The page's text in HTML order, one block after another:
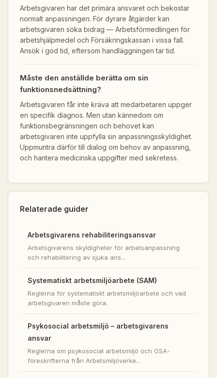
Arbetsgivaren har det primära ansvaret och bekostar
normalt anpassningen. För dyrare åtgärder kan
arbetsgivaren söka bidrag — Arbetsförmedlingen för
arbetshjälpmedel och Försäkringskassan i vissa fall.
Ansök i god tid, eftersom handläggningen tar tid.
Måste den anställde berätta om sin
funktionsnedsättning?
Arbetsgivaren får inte kräva att medarbetaren uppger
en specifik diagnos. Men utan kännedom om
funktionsbegränsningen och behovet kan
arbetsgivaren inte uppfylla sin anpassningsskyldighet.
Uppmuntra därför till dialog om behov av anpassning,
och hantera medicinska uppgifter med sekretess.
Relaterade guider
Arbetsgivarens rehabiliteringsansvar
Arbetsgivarens skyldigheter för arbetsanpassning
och rehabilitering av sjuka ans...
Systematiskt arbetsmiljöarbete (SAM)
Reglerna för systematiskt arbetsmiljöarbete och vad
arbetsgivaren måste göra.
Psykosocial arbetsmiljö – arbetsgivarens
ansvar
Reglerna om psykosocial arbetsmiljö och OSA-
föreskrifterna från Arbetsmiljöverke...